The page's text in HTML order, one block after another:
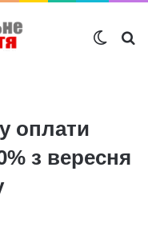
оплати
з вересня